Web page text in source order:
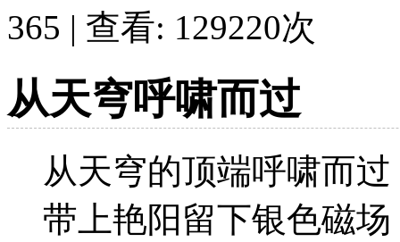
365 | 查看: 129220次
从天穹呼啸而过
从天穹的顶端呼啸而过
带上艳阳留下银色磁场